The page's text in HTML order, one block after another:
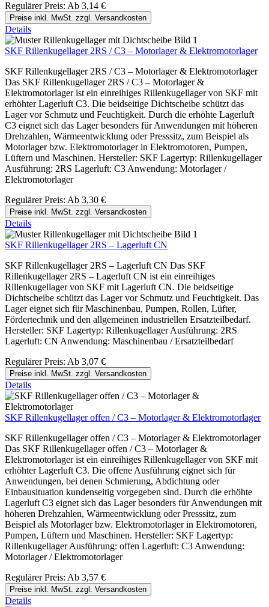
Regulärer Preis: Ab 3,14 €
Preise inkl. MwSt. zzgl. Versandkosten
Details
SKF Rillenkugellager 2RS / C3 – Motorlager & Elektromotorlager
SKF Rillenkugellager 2RS / C3 – Motorlager & Elektromotorlager
Das SKF Rillenkugellager 2RS / C3 – Motorlager &
Elektromotorlager ist ein einreihiges Rillenkugellager von SKF mit
erhöhter Lagerluft C3. Die beidseitige Dichtscheibe schützt das
Lager vor Schmutz und Feuchtigkeit. Durch die erhöhte Lagerluft
C3 eignet sich das Lager besonders für Anwendungen mit höheren
Drehzahlen, Wärmeentwicklung oder Presssitz, zum Beispiel als
Motorlager bzw. Elektromotorlager in Elektromotoren, Pumpen,
Lüftern und Maschinen. Hersteller: SKF Lagertyp: Rillenkugellager
Ausführung: 2RS Lagerluft: C3 Anwendung: Motorlager /
Elektromotorlager
Regulärer Preis: Ab 3,30 €
Preise inkl. MwSt. zzgl. Versandkosten
Details
SKF Rillenkugellager 2RS – Lagerluft CN
SKF Rillenkugellager 2RS – Lagerluft CN Das SKF
Rillenkugellager 2RS – Lagerluft CN ist ein einreihiges
Rillenkugellager von SKF mit Lagerluft CN. Die beidseitige
Dichtscheibe schützt das Lager vor Schmutz und Feuchtigkeit. Das
Lager eignet sich für Maschinenbau, Pumpen, Rollen, Lüfter,
Fördertechnik und den allgemeinen industriellen Ersatzteilbedarf.
Hersteller: SKF Lagertyp: Rillenkugellager Ausführung: 2RS
Lagerluft: CN Anwendung: Maschinenbau / Ersatzteilbedarf
Regulärer Preis: Ab 3,07 €
Preise inkl. MwSt. zzgl. Versandkosten
Details
SKF Rillenkugellager offen / C3 – Motorlager & Elektromotorlager
SKF Rillenkugellager offen / C3 – Motorlager & Elektromotorlager
Das SKF Rillenkugellager offen / C3 – Motorlager &
Elektromotorlager ist ein einreihiges Rillenkugellager von SKF mit
erhöhter Lagerluft C3. Die offene Ausführung eignet sich für
Anwendungen, bei denen Schmierung, Abdichtung oder
Einbausituation kundenseitig vorgegeben sind. Durch die erhöhte
Lagerluft C3 eignet sich das Lager besonders für Anwendungen mit
höheren Drehzahlen, Wärmeentwicklung oder Presssitz, zum
Beispiel als Motorlager bzw. Elektromotorlager in Elektromotoren,
Pumpen, Lüftern und Maschinen. Hersteller: SKF Lagertyp:
Rillenkugellager Ausführung: offen Lagerluft: C3 Anwendung:
Motorlager / Elektromotorlager
Regulärer Preis: Ab 3,57 €
Preise inkl. MwSt. zzgl. Versandkosten
Details